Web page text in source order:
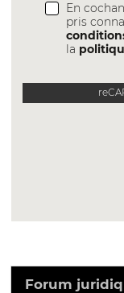
En
pris
la
Forum